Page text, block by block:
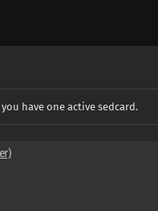
have one active sedcard.